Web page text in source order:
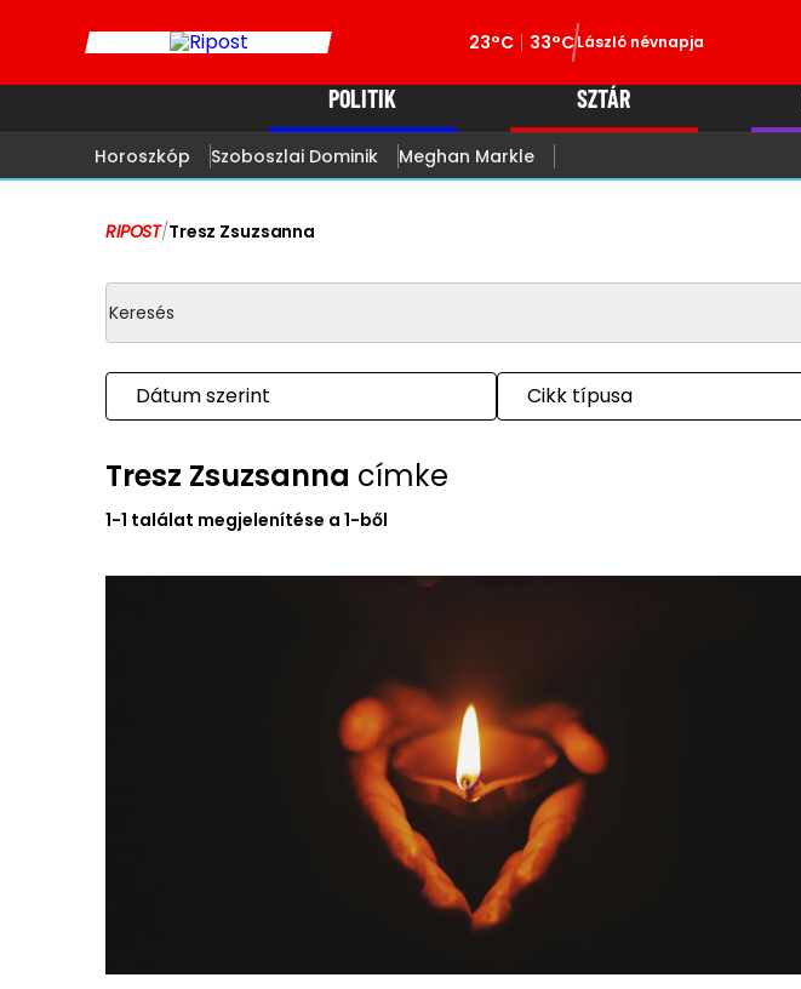
23°C 33°CLászló névnapja
POLITIK SZTÁR
Horoszkóp Szoboszlai Dominik Meghan Markle
RIPOST/Tresz Zsuzsanna
Dátum szerint Cikk típusa
Tresz Zsuzsanna címke
1-1 találat megjelenítése a 1-ből